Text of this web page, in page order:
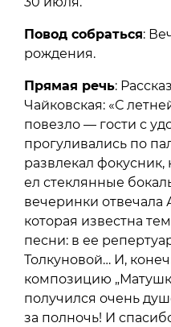
Повод собраться:
рождения.
Прямая речь:
Чайковская: «С
повезло — гости с
прогуливались по
развлекал фокусник,
ел стеклянные
вечеринки отвечала
которая известна
песни: в ее
Толкуновой… И,
композицию
получился очень
за полночь! И